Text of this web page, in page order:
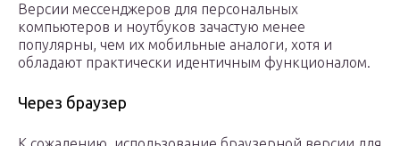
Версии мессенджеров для персональных
компьютеров и ноутбуков зачастую менее
популярны, чем их мобильные аналоги, хотя и
обладают практически идентичным функционалом.
Через браузер